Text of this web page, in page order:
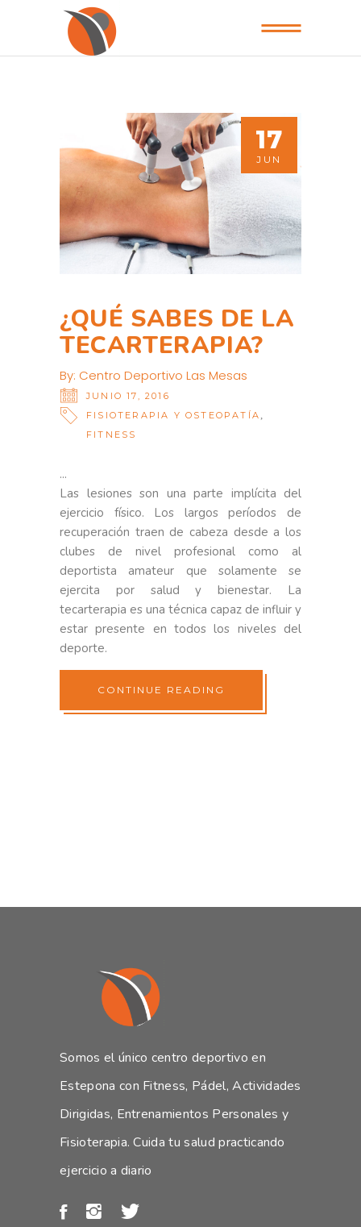
17
JUN
¿QUÉ SABES DE LA
TECARTERAPIA?
By: Centro Deportivo Las Mesas
JUNIO 17, 2016
FISIOTERAPIA Y OSTEOPATÍA
FITNESS
Las lesiones son una parte implícita del
ejercicio físico. Los largos períodos de
recuperación traen de cabeza desde a los
clubes de nivel profesional como al
deportista amateur que solamente se
ejercita por salud y bienestar. La
tecarterapia es una técnica capaz de influir y
estar presente en todos los niveles del
deporte.
CONTINUE READING
Somos el único centro deportivo en
Estepona con Fitness, Pádel, Actividades
Dirigidas, Entrenamientos Personales y
Fisioterapia. Cuida tu salud practicando
ejercicio a diario